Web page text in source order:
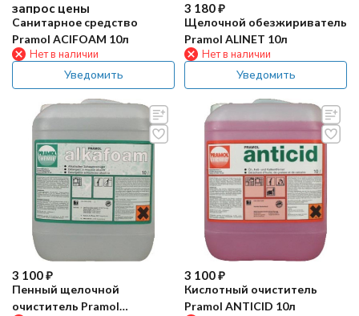
запрос цены
Санитарное средство
Pramol ACIFOAM 10л
Нет в наличии
Уведомить
3 180₽
Щелочной обезжириватель
Pramol ALINET 10л
Нет в наличии
Уведомить
3 100₽
Пенный щелочной
очиститель Pramol
3 100₽
Кислотный очиститель
Pramol ANTICID 10л